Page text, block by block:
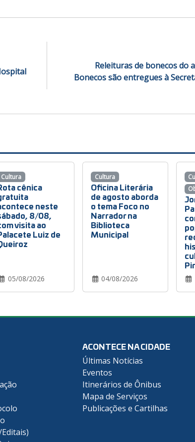
Releituras de bonecos do
Bonecos são entregues à
cênica
neste
8/08,
visita ao
Luiz de
05/08/2026
Cultura
Oficina Literária
de agosto aborda
o tema Foco no
Narrador na
Biblioteca
Municipal
04/08/2026
Cultura
ACONTECE NA CIDADE
Últimas Notícias
Eventos
Itinerários de Ônibus
Mapa de Serviços
Publicações e Cartilhas